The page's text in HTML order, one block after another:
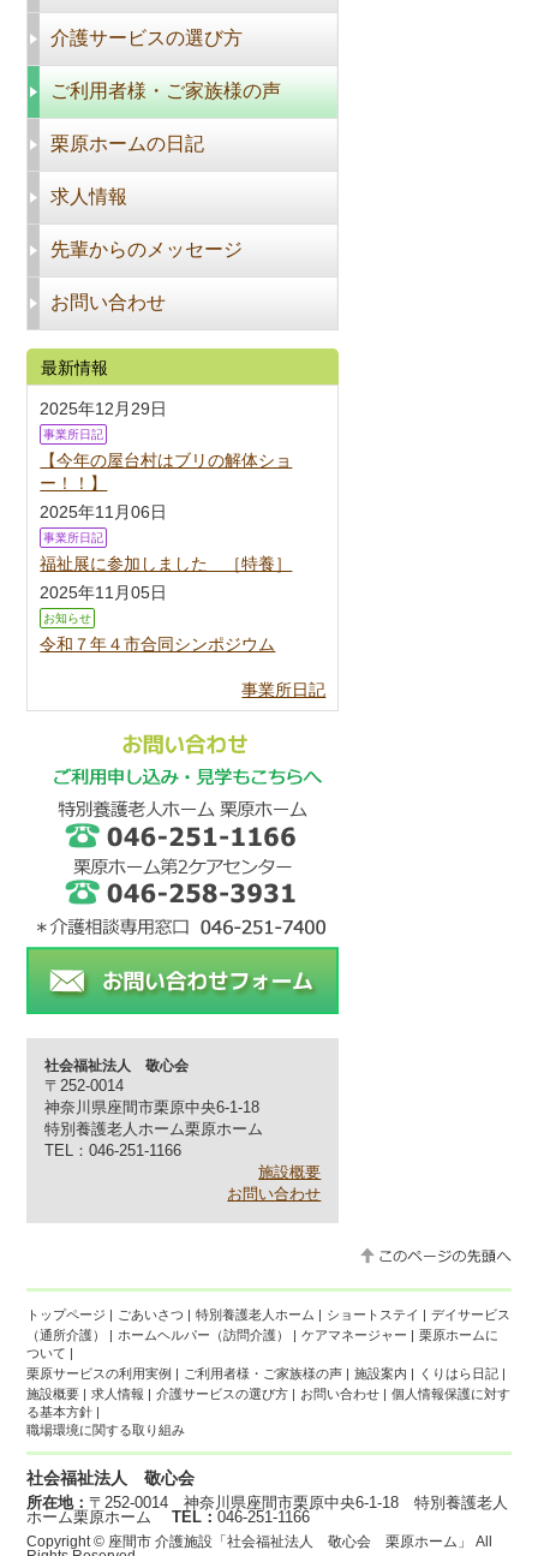
介護サービスの選び方
ご利用者様・ご家族様の声
栗原ホームの日記
求人情報
先輩からのメッセージ
お問い合わせ
最新情報
2025年12月29日
事業所日記
【今年の屋台村はブリの解体ショ
ー！！】
2025年11月06日
事業所日記
福祉展に参加しました ［特養］
2025年11月05日
お知らせ
令和７年４市合同シンポジウム
事業所日記
社会福祉法人 敬心会
〒252-0014
神奈川県座間市栗原中央6-1-18
特別養護老人ホーム栗原ホーム
TEL：046-251-1166
施設概要
お問い合わせ
トップページ | ごあいさつ | 特別養護老人ホーム | ショートステイ | デイサービス
（通所介護）
| ホームヘルパー（訪問介護） | ケアマネージャー | 栗原ホームに
ついて |
栗原サービスの利用実例 | ご利用者様・ご家族様の声 | 施設案内 | くりはら日記 |
施設概要 | 求人情報 | 介護サービスの選び方 | お問い合わせ | 個人情報保護に対す
る基本方針 |
職場環境に関する取り組み
社会福祉法人 敬心会
所在地：〒252-0014 神奈川県座間市栗原中央6-1-18 特別養護老人
ホーム栗原ホームTEL：046-251-1166
Copyright © 座間市 介護施設「社会福祉法人 敬心会 栗原ホーム」
All